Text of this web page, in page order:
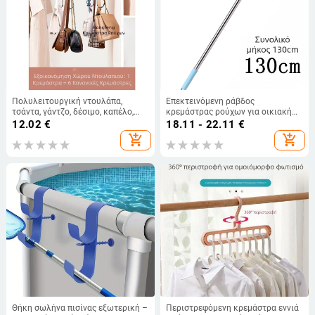
Πολυλειτουργική ντουλάπα,
τσάντα, γάντζο, δέσιμο, καπέλο,
κασκόλ, ζώνη, κρεμάστρα, τσάντα
12.02 €
add_shopping_cart
Επεκτεινόμενη ράβδος
κρεμάστρας ρούχων για οικιακή
χρήση, από κράμα αλουμινίου
18.11 - 22.11 €
add_shopping_cart
Θήκη σωλήνα πισίνας εξωτερική –
Περιστρεφόμενη κρεμάστρα εννιά